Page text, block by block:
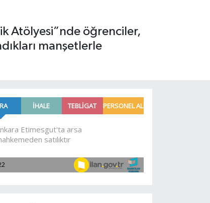
Atölyesi”nde öğrenciler,
manşetlerle